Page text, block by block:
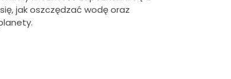
jak oszczędzać wodę oraz